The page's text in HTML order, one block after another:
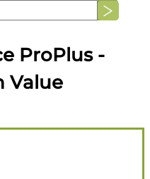
ProPlus -
Value